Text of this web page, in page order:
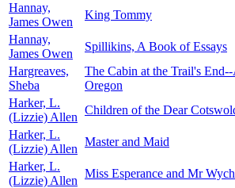
Hannay,
James Owen
King Tommy
Hannay,
James Owen
Spillikins, A Book of Essays
Hargreaves,
Sheba
The Cabin at the Trail's
Oregon
Harker, L.
(Lizzie) Allen
Children of the Dear
Harker, L.
(Lizzie) Allen
Master and Maid
Harker, L.
(Lizzie) Allen
Miss Esperance and Mr